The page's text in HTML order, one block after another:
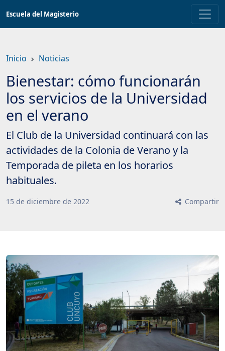
contenido
Escuela del Magisterio
Inicio Noticias
Bienestar: cómo funcionarán
los servicios de la Universidad
en el verano
El Club de la Universidad continuará con las
actividades de la Colonia de Verano y la
Temporada de pileta en los horarios
habituales.
15 de diciembre de 2022 Compartir